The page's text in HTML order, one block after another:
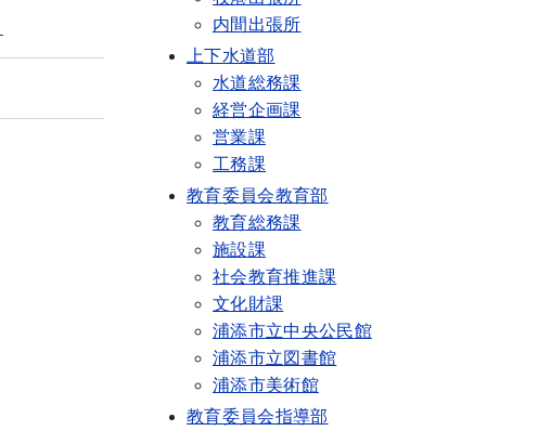
内間出張所
上下水道部
水道総務課
経営企画課
営業課
工務課
教育委員会教育部
教育総務課
施設課
社会教育推進課
文化財課
浦添市立中央公民館
浦添市立図書館
浦添市美術館
教育委員会指導部